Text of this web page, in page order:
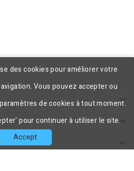



des cookies pour améliorer votre
Vous pouvez accepter ou
de cookies à tout moment.
pour continuer à utiliser le site.
Accept